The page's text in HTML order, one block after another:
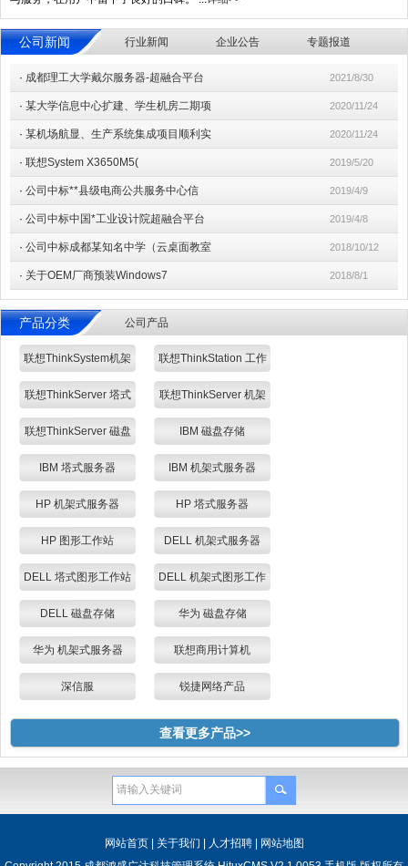
公司新闻 行业新闻 企业公告 专题报道
· 成都理工大学戴尔服务器-超融合平台 2021/8/30
· 某大学信息中心扩建、学生机房二期项 2020/11/24
· 某机场航显、生产系统集成项目顺利实 2020/11/24
· 联想System X3650M5( 2019/5/20
· 公司中标**县级电商公共服务中心信 2019/4/9
· 公司中标中国*工业设计院超融合平台 2019/4/8
· 公司中标成都某知名中学（云桌面教室 2018/10/12
· 关于OEM厂商预装Windows7 2018/8/1
产品分类 公司产品
联想ThinkSystem机架
式/塔式 服务器
联想ThinkStation 工作
站
联想ThinkServer 塔式
服务器
联想ThinkServer 机架
式服务器
联想ThinkServer 磁盘
存储
IBM 磁盘存储
IBM 塔式服务器 IBM 机架式服务器
HP 机架式服务器 HP 塔式服务器
HP 图形工作站 DELL 机架式服务器
DELL 塔式图形工作站 DELL 机架式图形工作
站
DELL 磁盘存储 华为 磁盘存储
华为 机架式服务器 联想商用计算机
深信服 锐捷网络产品
查看更多产品>>
网站首页| 关于我们 | 人才招聘| 网站地图